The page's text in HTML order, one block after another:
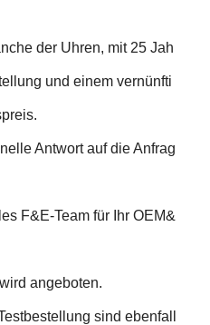
der Uhren, mit 25 Jah
und einem vernünfti
Antwort auf die Anfrag
F&E-Team für Ihr OEM&
angeboten.
sind ebenfall